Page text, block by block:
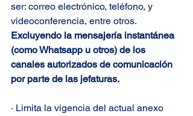
ser: correo electrónico, teléfono, y
videoconferencia, entre otros.
Excluyendo la mensajería instantánea
(como Whatsapp u otros) de los
canales autorizados de comunicación
por parte de las jefaturas.
· Limita la vigencia del actual anexo